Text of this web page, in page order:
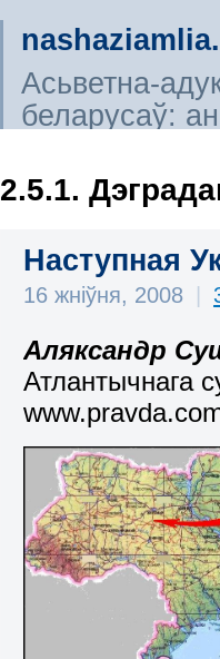
Асьветна-
беларусаў:
2.5.1.
Наступная
16 жніўня, 2008 |
Аляксандр
Атлантычнагас
www.pravda.